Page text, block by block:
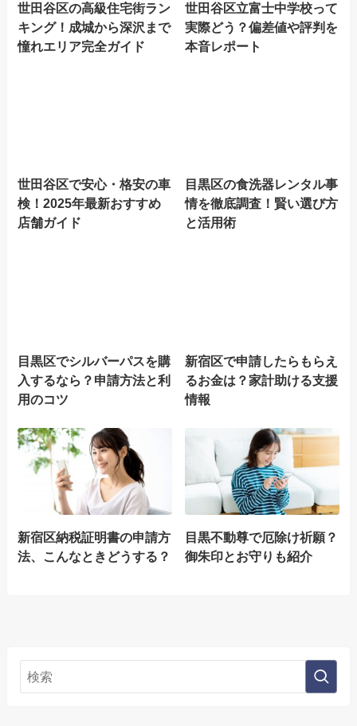
世田谷区の高級住宅街ラン
キング！成城から深沢まで
憧れエリア完全ガイド
世田谷区立富士中学校って
実際どう？偏差値や評判を
本音レポート
世田谷区で安心・格安の車
検！2025年最新おすすめ
店舗ガイド
目黒区の食洗器レンタル事
情を徹底調査！賢い選び方
と活用術
目黒区でシルバーパスを購
入するなら？申請方法と利
用のコツ
新宿区で申請したらもらえ
るお金は？家計助ける支援
情報
新宿区納税証明書の申請方
法、こんなときどうする？
目黒不動尊で厄除け祈願？
御朱印とお守りも紹介